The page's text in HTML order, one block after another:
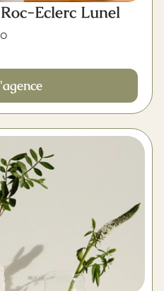
Eclerc Lunel